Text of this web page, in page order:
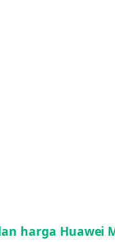
harga Huawei